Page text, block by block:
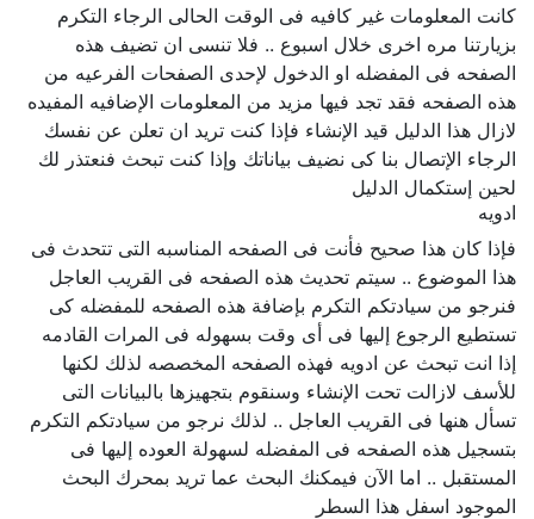
كانت المعلومات غير كافيه فى الوقت الحالى الرجاء التكرم
بزيارتنا مره اخرى خلال اسبوع .. فلا تنسى ان تضيف هذه
الصفحه فى المفضله او الدخول لإحدى الصفحات الفرعيه من
هذه الصفحه فقد تجد فيها مزيد من المعلومات الإضافيه المفيده
لازال هذا الدليل قيد الإنشاء فإذا كنت تريد ان تعلن عن نفسك
الرجاء الإتصال بنا كى نضيف بياناتك وإذا كنت تبحث فنعتذر لك
لحين إستكمال الدليل
ادويه
فإذا كان هذا صحيح فأنت فى الصفحه المناسبه التى تتحدث فى
هذا الموضوع .. سيتم تحديث هذه الصفحه فى القريب العاجل
فنرجو من سيادتكم التكرم بإضافة هذه الصفحه للمفضله كى
تستطيع الرجوع إليها فى أى وقت بسهوله فى المرات القادمه
إذا انت تبحث عن ادويه فهذه الصفحه المخصصه لذلك لكنها
للأسف لازالت تحت الإنشاء وسنقوم بتجهيزها بالبيانات التى
تسأل هنها فى القريب العاجل .. لذلك نرجو من سيادتكم التكرم
بتسجيل هذه الصفحه فى المفضله لسهولة العوده إليها فى
المستقبل .. اما الآن فيمكنك البحث عما تريد بمحرك البحث
الموجود اسفل هذا السطر